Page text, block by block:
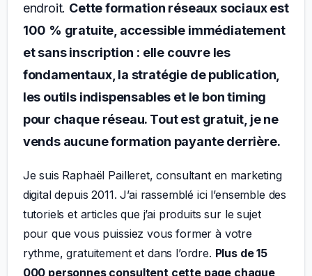
endroit. Cette formation réseaux sociaux est
100 % gratuite, accessible immédiatement
et sans inscription : elle couvre les
fondamentaux, la stratégie de publication,
les outils indispensables et le bon timing
pour chaque réseau. Tout est gratuit, je ne
vends aucune formation payante derrière.
Je suis Raphaël Pailleret, consultant en marketing
digital depuis 2011. J’ai rassemblé ici l’ensemble des
tutoriels et articles que j’ai produits sur le sujet
pour que vous puissiez vous former à votre
rythme, gratuitement et dans l’ordre. Plus de 15
000 personnes consultent cette page chaque